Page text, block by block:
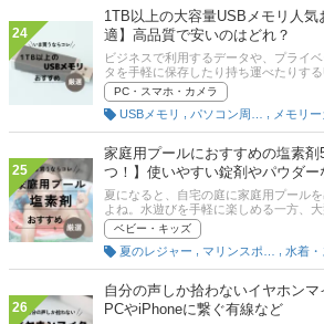
24
1TB以上の大容量USBメモリ人
適】高品質で安いのはどれ？
ビジネスで利用するデータや、プライ
タを手軽に保存したり持ち運べたりす
のものは非常に重宝しますよね。この記
リットとおすすめ商品を紹介します。
PC・スマホ・カメラ
USBメモリ
25
家庭用プールにおすすめの塩素
つ！】使いやすい錠剤やパウダー
夏になると、自宅の庭に家庭用プール
よね。水遊びを手軽に楽しめる一方、
を毎日入れ替えるのはたいへんだし、
ママやパパも多いでしょう。水道代を
ると、衛生面でも不安が残ります。そ
が家庭用プールの塩素剤です。この記
の必要性や選び方、おすすめ商品をご
人気ランキングも掲載しているので、
むためにもぜひチェックしてください。
ベビー・キッズ
夏のレジャー
26
自分の声しか拾わないイヤホンマ
PCやiPhoneに繋ぐ有線など